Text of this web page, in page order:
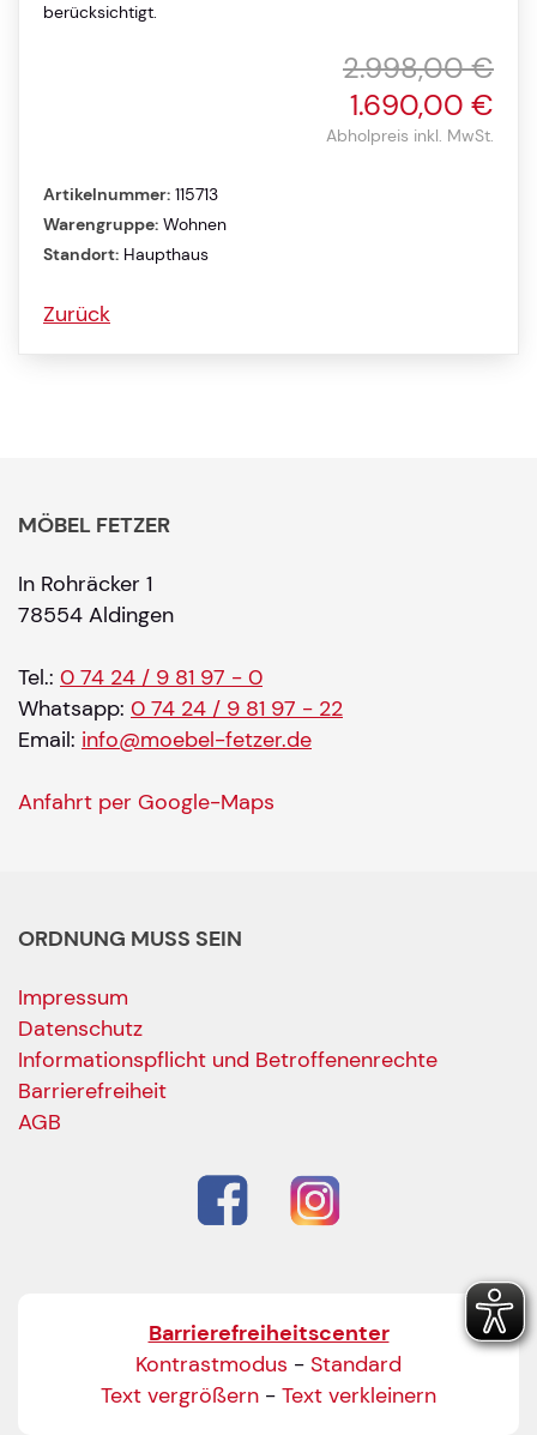
berücksichtigt.
2.998,00 €
1.690,00 €
Abholpreis inkl. MwSt.
Artikelnummer: 115713
Warengruppe: Wohnen
Standort: Haupthaus
Zurück
MÖBEL FETZER
In Rohräcker 1
78554 Aldingen
Tel.: 0 74 24 / 9 81 97 - 0
Whatsapp: 0 74 24 / 9 81 97 - 22
Email: info@moebel-fetzer.de
Anfahrt per Google-Maps
ORDNUNG MUSS SEIN
Impressum
Datenschutz
Informationspflicht und Betroffenenrechte
Barrierefreiheit
AGB
Barrierefreiheitscenter
Kontrastmodus - Standard
Text vergrößern - Text verkleinern